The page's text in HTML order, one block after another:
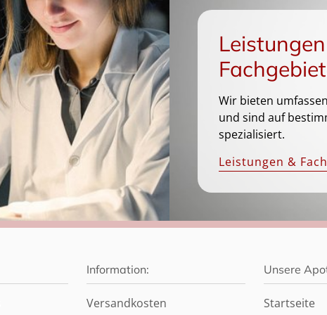
Wir bieten
und sind auf
spezialisiert.
Leistungen &
Information:
Versandkosten
Unsere
Startseite